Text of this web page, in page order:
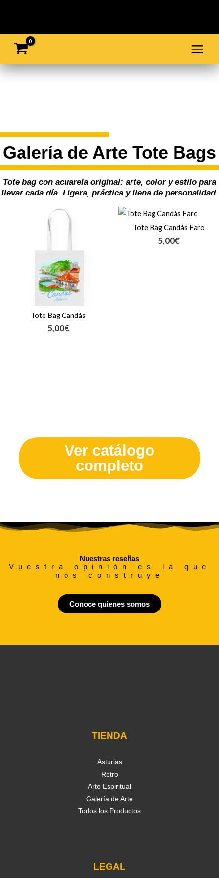
contenido
Galería de Arte Tote Bags
Tote bag con acuarela original: arte, color y estilo para
llevar cada día. Ligera, práctica y llena de personalidad.
Tote Bag Candás
5,00€
Tote Bag Candás Faro
5,00€
Ver catálogo
completo
Nuestras reseñas
Vuestra opinión es la que
nos construye
Conoce quienes somos
TIENDA
Asturias
Retro
Arte Espiritual
Galería de Arte
Todos los Productos
LEGAL